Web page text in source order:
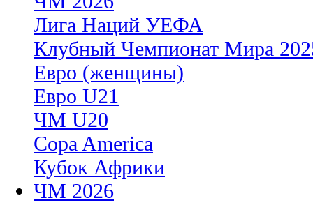
Лига Наций УЕФА
Клубный Чемпионат Мира
Евро (женщины)
Евро U21
ЧМ U20
Copa America
Кубок Африки
ЧМ 2026